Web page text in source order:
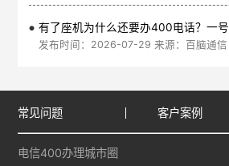
发布时间：2026-07-29 来源：百脑通信
常见问题 客户案例
电信400办理城市圈